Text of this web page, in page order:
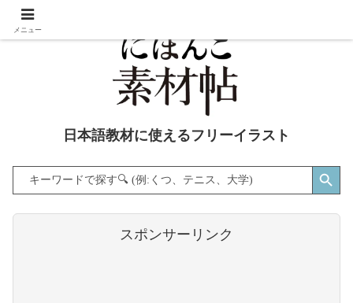
日本語教材に使えるフリーイラスト
Search
for:
Search Button
スポンサーリンク
メニュー